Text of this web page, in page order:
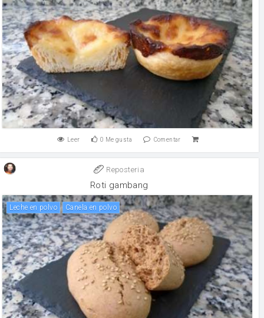
Leer 0 Me gusta Comentar
Reposteria
Roti gambang
leche en polvo canela en polvo